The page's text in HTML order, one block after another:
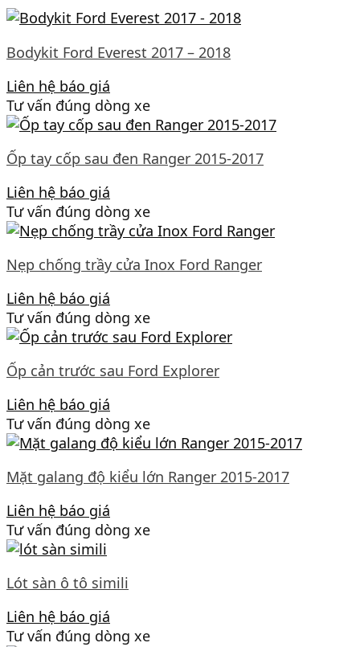
Bodykit Ford Everest 2017 – 2018
Liên hệ báo giá
Tư vấn đúng dòng xe
Ốp tay cốp sau đen Ranger 2015-2017
Liên hệ báo giá
Tư vấn đúng dòng xe
Nẹp chống trầy cửa Inox Ford Ranger
Liên hệ báo giá
Tư vấn đúng dòng xe
Ốp cản trước sau Ford Explorer
Liên hệ báo giá
Tư vấn đúng dòng xe
Mặt galang độ kiểu lớn Ranger 2015-2017
Liên hệ báo giá
Tư vấn đúng dòng xe
Lót sàn ô tô simili
Liên hệ báo giá
Tư vấn đúng dòng xe